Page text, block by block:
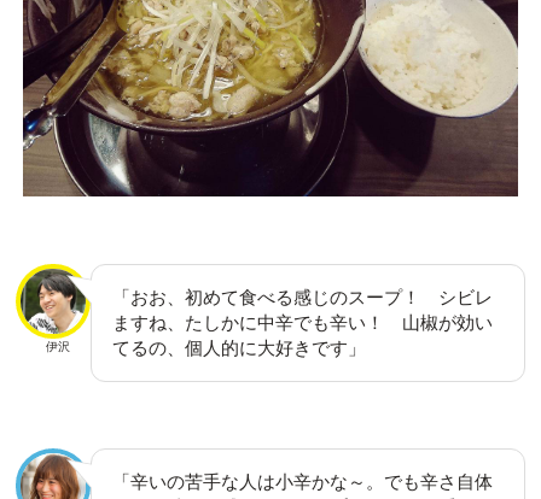
伊沢
「おお、初めて食べる感じのスープ！ シビレ
ますね、たしかに中辛でも辛い！ 山椒が効い
てるの、個人的に大好きです」
「辛いの苦手な人は小辛かな～。でも辛さ自体